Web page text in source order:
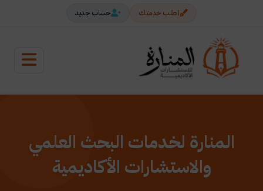
اطلب خدمتك حساب جديد
المنارة لخدمات البحث العلمي
والاستشارات الأكاديمية